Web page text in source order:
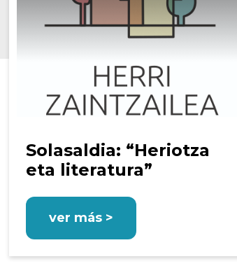
Solasaldia: “Heriotza
eta literatura”
ver más >